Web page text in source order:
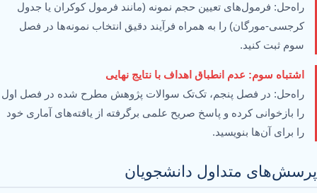
راه‌حل: فرمول‌های تعیین حجم نمونه (مانند فرمول کوکران یا جدول
کرجسی-مورگان) را به همراه فرآیند دقیق انتخاب نمونه‌ها در فصل
سوم ثبت کنید.
اشتباه سوم: عدم انطباق اهداف با نتایج نهایی
راه‌حل: در فصل پنجم، تک‌تک سوالات پژوهش مطرح شده در فصل اول
را بازخوانی کرده و پاسخ صریح علمی برگرفته از یافته‌های آماری خود
را برای آن‌ها بنویسید.
پرسش‌های متداول دانشجویان